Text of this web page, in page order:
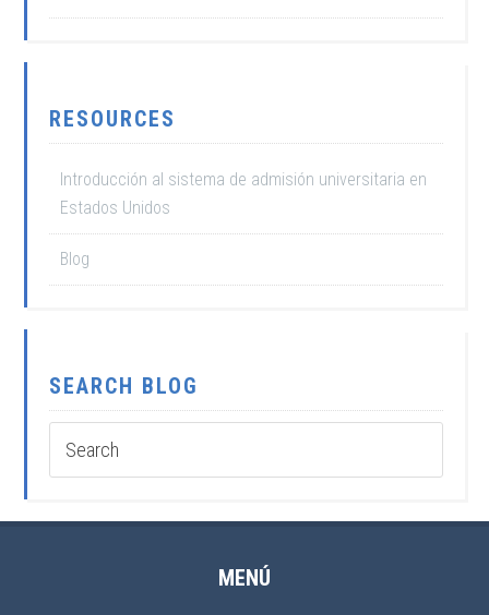
RESOURCES
Introducción al sistema de admisión universitaria en
Estados Unidos
Blog
SEARCH BLOG
MENÚ